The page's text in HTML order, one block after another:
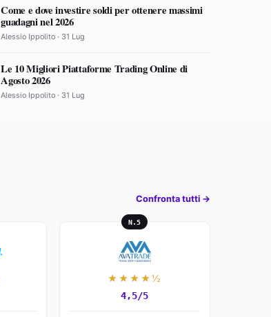
Come e dove investire soldi per ottenere massimi
guadagni nel 2026
Alessio Ippolito · 31 Lug
Le 10 Migliori Piattaforme Trading Online di
Agosto 2026
Alessio Ippolito · 31 Lug
Confronta tutti →
N.5
★★★★½
4,5/5